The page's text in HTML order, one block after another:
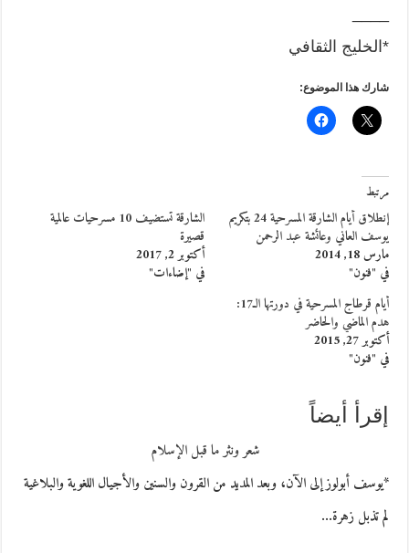
*الخليج الثقافي
شارك هذا الموضوع:
مرتبط
إنطلاق أيام الشارقة المسرحية 24 بتكريم
يوسف العاني وعائشة عبد الرحمن
مارس 18, 2014
في "فنون"
الشارقة تستضيف 10 مسرحيات عالمية
قصيرة
أكتوبر 2, 2017
في "إضاءات"
أيام قرطاج المسرحية في دورتها الـ17:
هدم الماضي والحاضر
أكتوبر 27, 2015
في "فنون"
إقرأ أيضاً
شعر ونثر ما قبل الإسلام
*يوسف أبولوز إلى الآن، وبعد المديد من القرون والسنين والأجيال اللغوية والبلاغية
لم تذبل زهرة…